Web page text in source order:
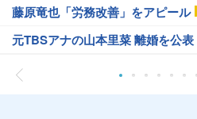
藤原竜也「労務改善」をアピール
元TBSアナの山本里菜 離婚を公表